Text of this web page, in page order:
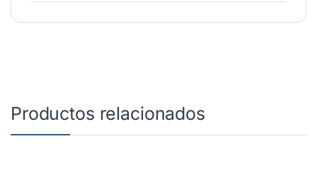
Productos relacionados